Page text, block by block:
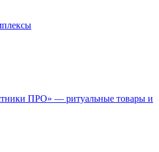
ПРО» — ритуальные товары и